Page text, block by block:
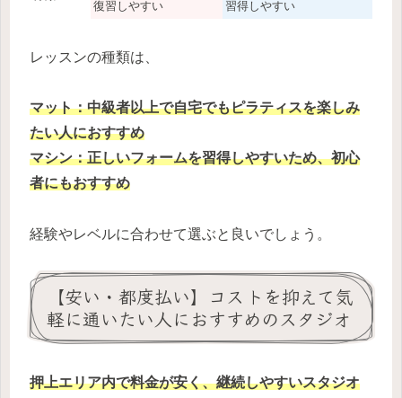
復習しやすい
習得しやすい
レッスンの種類は、
マット：中級者以上で自宅でもピラティスを楽しみ
たい人におすすめ
マシン：正しいフォームを習得しやすいため、初心
者にもおすすめ
経験やレベルに合わせて選ぶと良いでしょう。
【安い・都度払い】コストを抑えて気
軽に通いたい人におすすめのスタジオ
押上エリア内で料金が安く、継続しやすいスタジオ